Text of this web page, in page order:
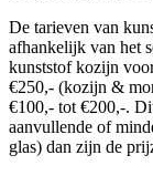
De tarieven van
afhankelijk van het
kunststof kozijn
€250,- (kozijn &
€100,- tot €200,-.
aanvullende of
glas) dan zijn de